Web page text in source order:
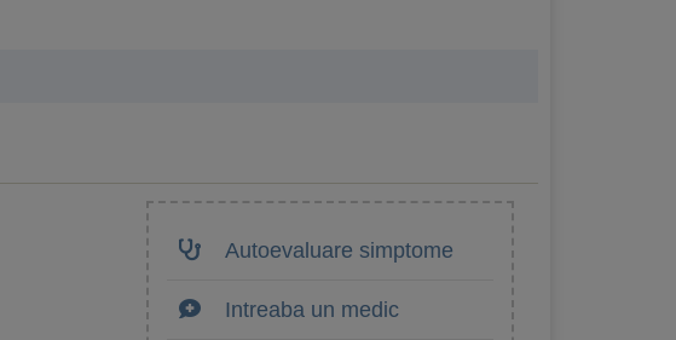
Autoevaluare simptome
Intreaba un medic